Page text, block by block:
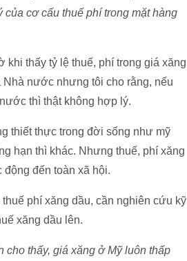
cơ cấu thuế phí trong mặt hàng
khi thấy tỷ lệ thuế, phí trong giá xăng
Nhà nước nhưng tôi cho rằng, nếu
thì thật không hợp lý.
thiết thực trong đời sống như mỹ
hạn thì khác. Nhưng thuế, phí xăng
đến toàn xã hội.
phí xăng dầu, cần nghiên cứu kỹ
xăng dầu lên.
cho thấy, giá xăng ở Mỹ luôn thấp